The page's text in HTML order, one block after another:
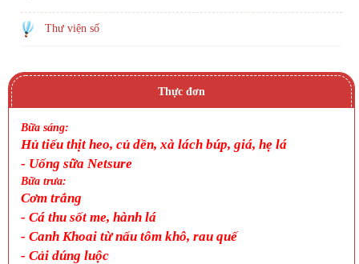
Thư viện số
Thực đơn
Bữa sáng:
Hủ tiếu thịt heo, củ dền, xà lách búp, giá, hẹ lá
- Uống sữa Netsure
Bữa trưa:
Cơm trắng
- Cá thu sốt me, hành lá
- Canh Khoai từ nấu tôm khô, rau quế
- Cải dúng luộc